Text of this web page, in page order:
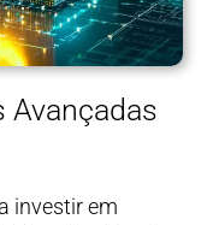
Avançadas
investir em